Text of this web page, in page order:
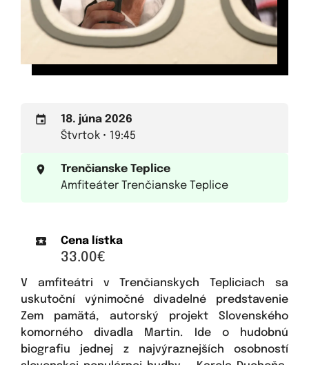
18. júna 2026
Štvrtok • 19:45
Trenčianske Teplice
Amfiteáter Trenčianske Teplice
Cena lístka
33.00€
V amfiteátri v Trenčianskych Tepliciach sa
uskutoční výnimočné divadelné predstavenie
Zem pamätá, autorský projekt Slovenského
komorného divadla Martin. Ide o hudobnú
biografiu jednej z najvýraznejších osobností